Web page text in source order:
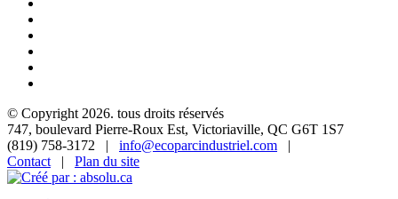
© Copyright 2026. tous droits réservés
747, boulevard Pierre-Roux Est, Victoriaville, QC G6T 1S7
(819) 758-3172 | info@ecoparcindustriel.com |
Contact| Plan du site